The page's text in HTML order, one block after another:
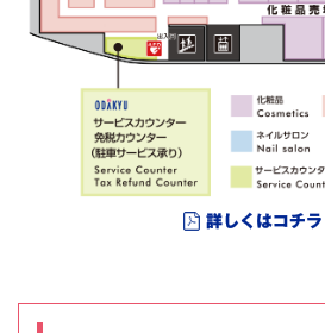
詳しくはコチラ